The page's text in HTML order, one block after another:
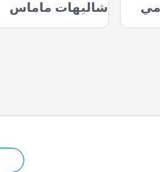
شاليهات ماماس